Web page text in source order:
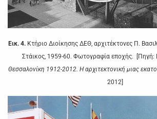
Εικ. 4. Κτήριο Διοίκησης ΔΕΘ, αρχιτέκτονες Π.
Στάικος, 1959-60. Φωτογραφία εποχής. [Πηγή:
Θεσσαλονίκη 1912-2012. Η αρχιτεκτονική μιας
2012]